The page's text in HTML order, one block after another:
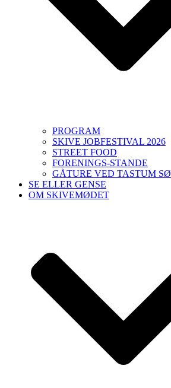
PROGRAM
SKIVE JOBFESTIVAL 2026
STREET FOOD
FORENINGS-STANDE
GÅTURE VED TASTUM SØ
SE ELLER GENSE
OM SKIVEMØDET